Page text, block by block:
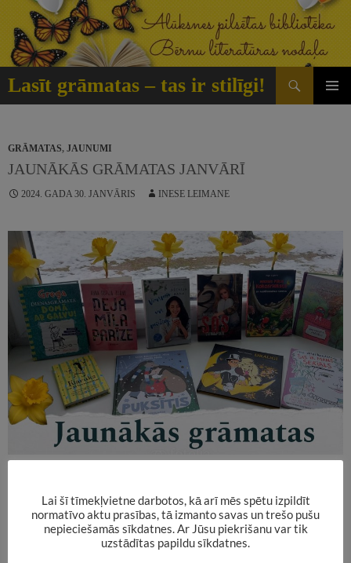
Doties
saturu
Lasīt grāmatas – tas ir stilīgi!
Meklēt
GRĀMATAS, JAUNUMI
JAUNĀKĀS GRĀMATAS JANVĀRĪ
2024. GADA 30. JANVĀRIS INESE LEIMANE
nodaļā https://ej.uz/nfsg
#jaunākāsgrāmatas
Lai šī tīmekļvietne darbotos, kā arī mēs spētu izpildīt
normatīvo aktu prasības, tā izmanto savas un trešo pušu
nepieciešamās sīkdatnes. Ar Jūsu piekrišanu var tik
uzstādītas papildu sīkdatnes.